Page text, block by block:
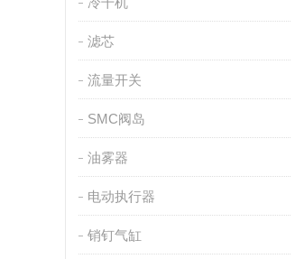
滤芯
流量开关
SMC阀岛
油雾器
电动执行器
销钉气缸